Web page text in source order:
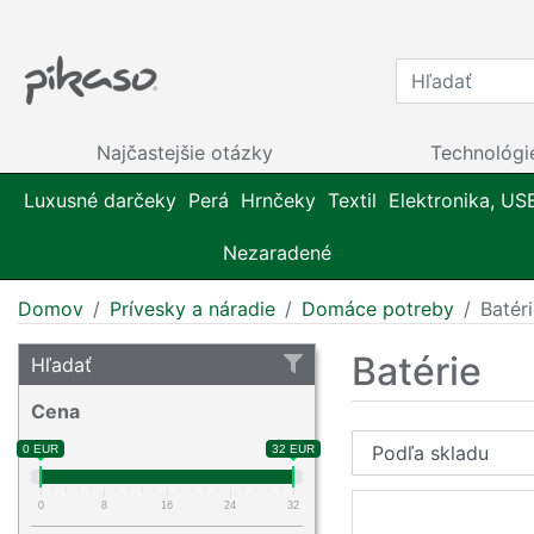
Najčastejšie otázky
Luxusné darčeky Perá Hrnčeky Textil Elektronika,
Nezaradené
Domov Prívesky a náradie Domáce potreby
Hľadať
Cena
0 EUR 32 EUR
0 8 16 24 32
Batérie